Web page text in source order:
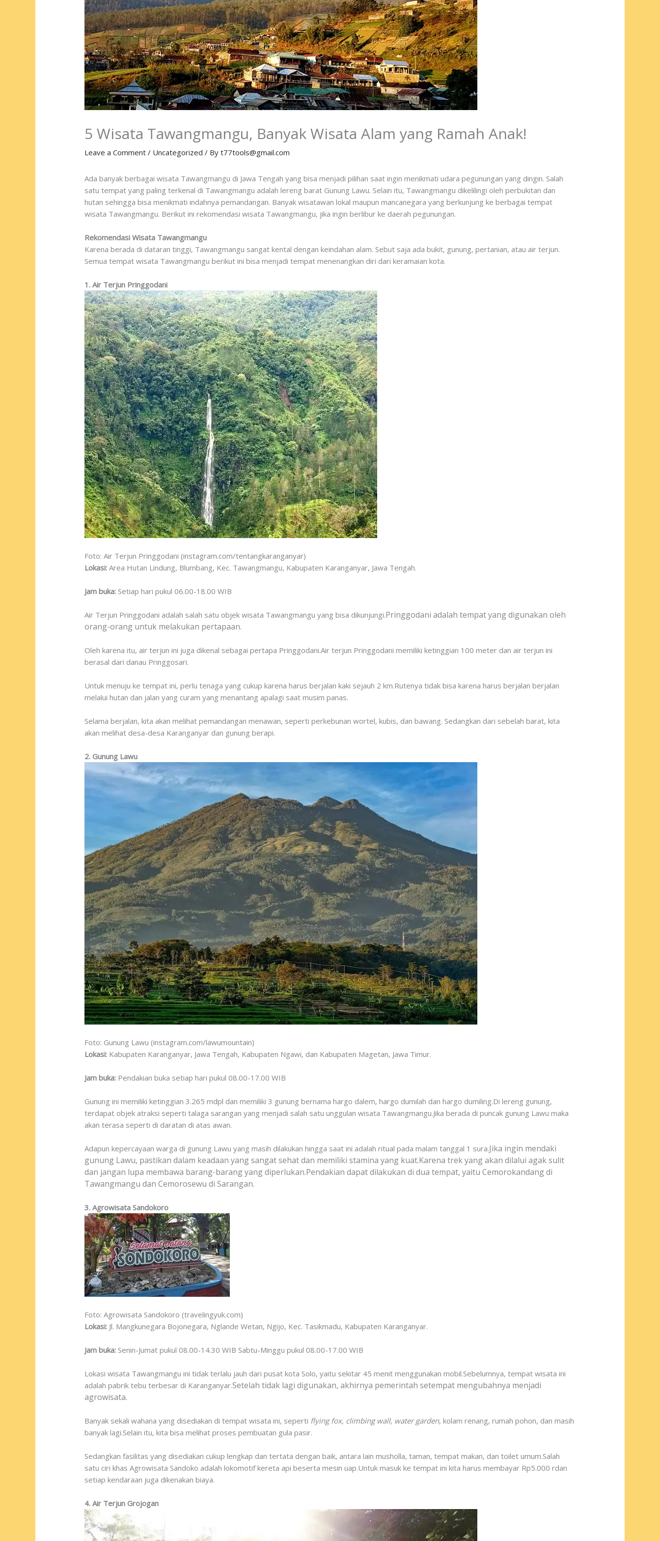
5 Wisata Tawangmangu, Banyak Wisata Alam yang Ramah Anak!
Leave a Comment / Uncategorized / Byt77tools@gmail.com
Ada banyak berbagai wisata Tawangmangu di Jawa Tengah yang bisa menjadi pilihan saat ingin menikmati udara pegunungan yang dingin. Salah
satu tempat yang paling terkenal di Tawangmangu adalah lereng barat Gunung Lawu. Selain itu, Tawangmangu dikelilingi oleh perbukitan dan
hutan sehingga bisa menikmati indahnya pemandangan. Banyak wisatawan lokal maupun mancanegara yang berkunjung ke berbagai tempat
wisata Tawangmangu. Berikut ini rekomendasi wisata Tawangmangu, jika ingin berlibur ke daerah pegunungan.
Rekomendasi Wisata Tawangmangu
Karena berada di dataran tinggi, Tawangmangu sangat kental dengan keindahan alam. Sebut saja ada bukit, gunung, pertanian, atau air terjun.
Semua tempat wisata Tawangmangu berikut ini bisa menjadi tempat menenangkan diri dari keramaian kota.
1. Air Terjun Pringgodani
Foto: Air Terjun Pringgodani (instagram.com/tentangkaranganyar)
Lokasi: Area Hutan Lindung, Blumbang, Kec. Tawangmangu, Kabupaten Karanganyar, Jawa Tengah.
Jam buka: Setiap hari pukul 06.00-18.00 WIB
Air Terjun Pringgodani adalah salah satu objek wisata Tawangmangu yang bisa dikunjungi.Pringgodani adalah tempat yang digunakan oleh
orang-orang untuk melakukan pertapaan.
Oleh karena itu, air terjun ini juga dikenal sebagai pertapa Pringgodani.Air terjun Pringgodani memiliki ketinggian 100 meter dan air terjun ini
berasal dari danau Pringgosari.
Untuk menuju ke tempat ini, perlu tenaga yang cukup karena harus berjalan kaki sejauh 2 km.Rutenya tidak bisa karena harus berjalan berjalan
melalui hutan dan jalan yang curam yang menantang apalagi saat musim panas.
Selama berjalan, kita akan melihat pemandangan menawan, seperti perkebunan wortel, kubis, dan bawang. Sedangkan dari sebelah barat, kita
akan melihat desa-desa Karanganyar dan gunung berapi.
2. Gunung Lawu
Foto: Gunung Lawu (instagram.com/lawumountain)
Lokasi: Kabupaten Karanganyar, Jawa Tengah, Kabupaten Ngawi, dan Kabupaten Magetan, Jawa Timur.
Jam buka: Pendakian buka setiap hari pukul 08.00-17.00 WIB
Gunung ini memiliki ketinggian 3.265 mdpl dan memiliki 3 gunung bernama hargo dalem, hargo dumilah dan hargo dumiling.Di lereng gunung,
terdapat objek atraksi seperti talaga sarangan yang menjadi salah satu unggulan wisata Tawangmangu.Jika berada di puncak gunung Lawu maka
akan terasa seperti di daratan di atas awan.
Adapun kepercayaan warga di gunung Lawu yang masih dilakukan hingga saat ini adalah ritual pada malam tanggal 1 sura.Jika ingin mendaki
gunung Lawu, pastikan dalam keadaan yang sangat sehat dan memiliki stamina yang kuat.Karena trek yang akan dilalui agak sulit
dan jangan lupa membawa barang-barang yang diperlukan.Pendakian dapat dilakukan di dua tempat, yaitu Cemorokandang di
Tawangmangu dan Cemorosewu di Sarangan.
3. Agrowisata Sandokoro
Foto: Agrowisata Sandokoro (travelingyuk.com)
Lokasi: Jl. Mangkunegara Bojonegara, Nglande Wetan, Ngijo, Kec. Tasikmadu, Kabupaten Karanganyar.
Jam buka: Senin-Jumat pukul 08.00-14.30 WIB Sabtu-Minggu pukul 08.00-17.00 WIB
Lokasi wisata Tawangmangu ini tidak terlalu jauh dari pusat kota Solo, yaitu sekitar 45 menit menggunakan mobil.Sebelumnya, tempat wisata ini
adalah pabrik tebu terbesar di Karanganyar.Setelah tidak lagi digunakan, akhirnya pemerintah setempat mengubahnya menjadi
agrowisata.
Banyak sekali wahana yang disediakan di tempat wisata ini, seperti flying fox, climbing wall, water garden, kolam renang, rumah pohon, dan masih
banyak lagi.Selain itu, kita bisa melihat proses pembuatan gula pasir.
Sedangkan fasilitas yang disediakan cukup lengkap dan tertata dengan baik, antara lain musholla, taman, tempat makan, dan toilet umum.Salah
satu ciri khas Agrowisata Sandoko adalah lokomotif kereta api beserta mesin uap.Untuk masuk ke tempat ini kita harus membayar Rp5.000 rdan
setiap kendaraan juga dikenakan biaya.
4. Air Terjun Grojogan